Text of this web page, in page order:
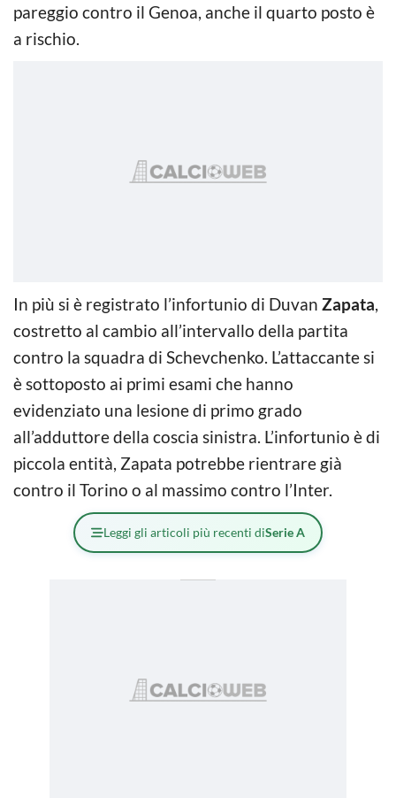
pareggio contro il Genoa, anche il quarto posto è
a rischio.
In più si è registrato l’infortunio di Duvan Zapata,
costretto al cambio all’intervallo della partita
contro la squadra di Schevchenko. L’attaccante si
è sottoposto ai primi esami che hanno
evidenziato una lesione di primo grado
all’adduttore della coscia sinistra. L’infortunio è di
piccola entità, Zapata potrebbe rientrare già
contro il Torino o al massimo contro l’Inter.
Leggi gli articoli più recenti diSerie A